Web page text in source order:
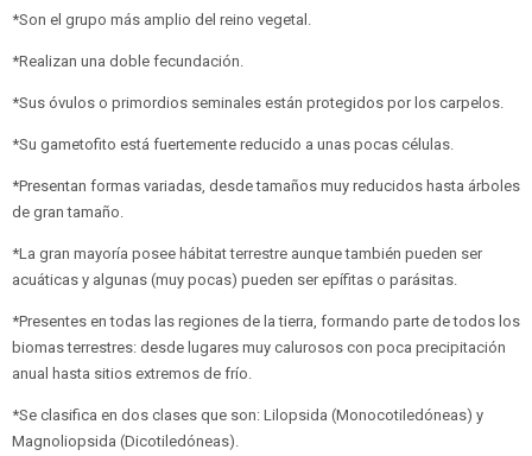
*Son el grupo más amplio del reino vegetal.
*Realizan una doble fecundación.
*Sus óvulos o primordios seminales están protegidos por los carpelos.
*Su gametofito está fuertemente reducido a unas pocas células.
*Presentan formas variadas, desde tamaños muy reducidos hasta árboles
de gran tamaño.
*La gran mayoría posee hábitat terrestre aunque también pueden ser
acuáticas y algunas (muy pocas) pueden ser epífitas o parásitas.
*Presentes en todas las regiones de la tierra, formando parte de todos los
biomas terrestres: desde lugares muy calurosos con poca precipitación
anual hasta sitios extremos de frío.
*Se clasifica en dos clases que son: Lilopsida (Monocotiledóneas) y
Magnoliopsida (Dicotiledóneas).